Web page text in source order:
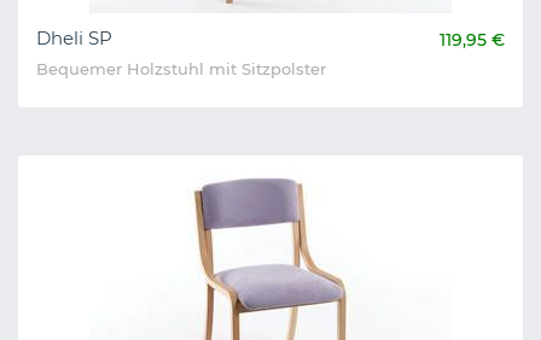
Dheli SP 119,95 €
Bequemer Holzstuhl mit Sitzpolster